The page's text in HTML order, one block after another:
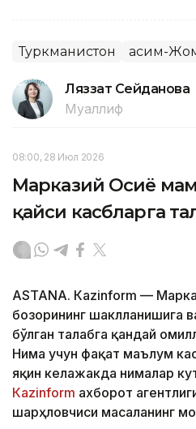
Туркманистон Қасим-
Ляззат Сейданова
Муаллиф
08:00, 28 Июл 2026
Марказий Осиё
қайси касбларга
ASTANА. Кazinform —
бозорининг шаклланишига
бўлган талабга қандай
Нима учун фақат маълум
яқин келажакда нималар
Кazinform ахборот
шарҳловчиси масаланинг